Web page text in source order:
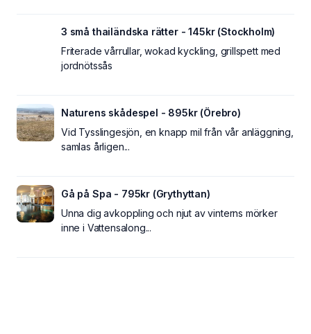
3 små thailändska rätter - 145kr (Stockholm)
Friterade vårrullar, wokad kyckling, grillspett med
jordnötssås
Naturens skådespel - 895kr (Örebro)
Vid Tysslingesjön, en knapp mil från vår anläggning,
samlas årligen...
Gå på Spa - 795kr (Grythyttan)
Unna dig avkoppling och njut av vinterns mörker
inne i Vattensalong...